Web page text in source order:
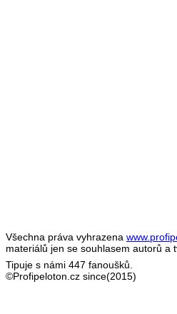
Všechna práva vyhrazena
materiálů jen se souhlasem autorů a
Tipuje s námi 447 fanoušků.
©Profipeloton.cz since(2015)